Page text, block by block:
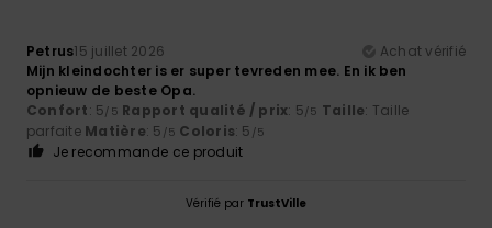
Petrus15 juillet 2026
Achat vérifié
Mijn kleindochter is er super tevreden mee. En ik ben
opnieuw de beste Opa.
Confort: 5/5 Rapport qualité / prix: 5/5 Taille: Taille
parfaite Matière: 5 /5 Coloris: 5 /5
Je recommande ce produit
Vérifié par TrustVille